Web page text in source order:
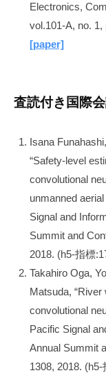
Electronics,
vol.101-A, no. 1,
[paper]
査読付き国際
Isana
“Safety-level
convolutional
unmanned
Signal and
Summit and
2018. (h5-指標
Takahiro Oga,
Matsuda,
convolutional
Pacific Signal
Annual Summit
1308, 2018. (h5-